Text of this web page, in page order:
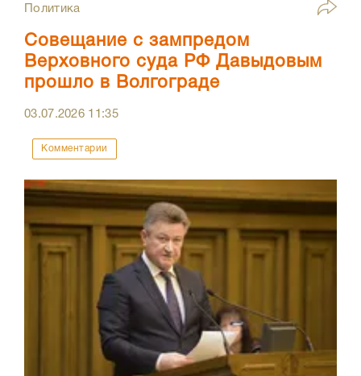
Политика
Совещание с зампредом
Верховного суда РФ Давыдовым
прошло в Волгограде
03.07.2026 11:35
Комментарии